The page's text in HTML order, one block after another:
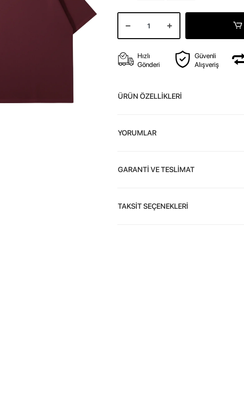
Hızlı
Gönderi
Güvenli
Alışveriş
ÜRÜN ÖZELLİKLERİ
YORUMLAR
GARANTİ VE TESLİMAT
TAKSİT SEÇENEKLERİ